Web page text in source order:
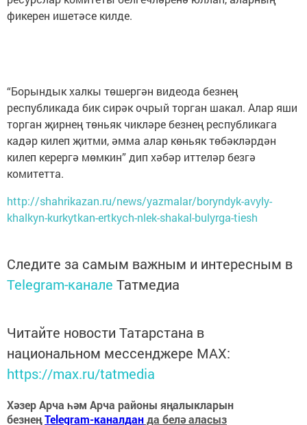
фикерен ишетәсе килде.
“Борындык халкы төшергән видеода безнең
республикада бик сирәк очрый торган шакал. Алар яши
торган җирнең төньяк чикләре безнең республикага
кадәр килеп җитми, әмма алар көньяк төбәкләрдән
килеп керергә мөмкин” дип хәбәр иттеләр безгә
комитетта.
http://shahrikazan.ru/news/yazmalar/boryndyk-avyly-
khalkyn-kurkytkan-ertkych-nlek-shakal-bulyrga-tiesh
Следите за самым важным и интересным в
Telegram-канале Татмедиа
Читайте новости Татарстана в
национальном мессенджере MАХ:
https://max.ru/tatmedia
Хәзер Арча һәм Арча районы яңалыкларын
безнеңTelegram-каналданда белә аласыз